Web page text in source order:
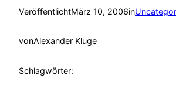
VeröffentlichtMärz 10, 2006in
vonAlexander Kluge
Schlagwörter: